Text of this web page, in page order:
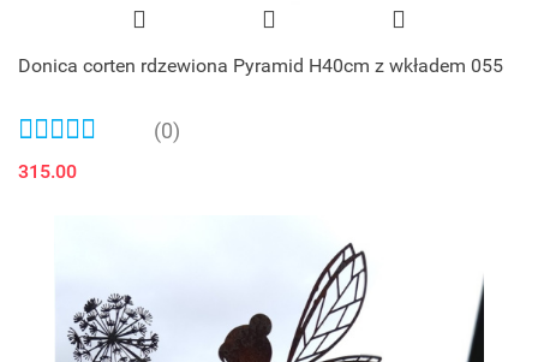
Donica corten rdzewiona Pyramid H40cm z wkładem 055
(0)
315.00